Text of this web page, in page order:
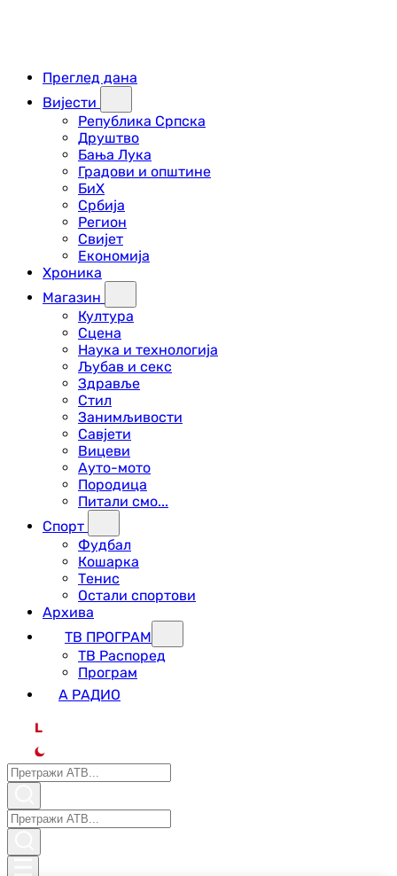
Преглед дана
Вијести
Република Српска
Друштво
Бања Лука
Градови и општине
БиХ
Србија
Регион
Свијет
Економија
Хроника
Магазин
Култура
Сцена
Наука и технологија
Љубав и секс
Здравље
Стил
Занимљивости
Савјети
Вицеви
Ауто-мото
Породица
Питали смо...
Спорт
Фудбал
Кошарка
Тенис
Остали спортови
Архива
ТВ ПРОГРАМ
ТВ Распоред
Програм
А РАДИО
L